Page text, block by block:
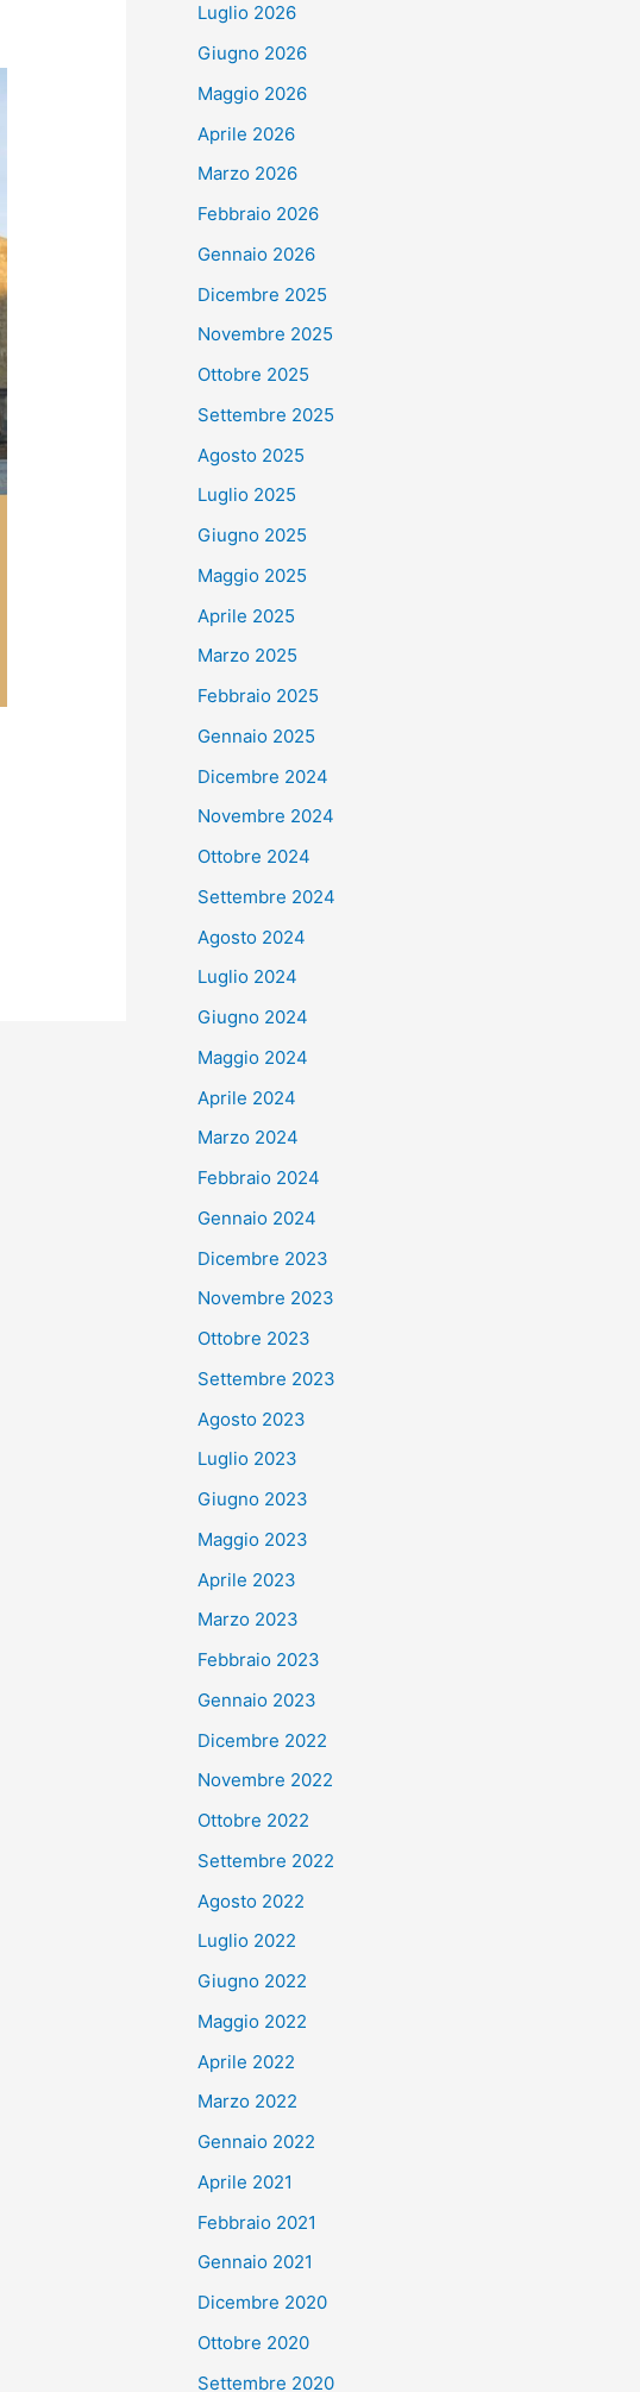
Luglio 2026
Giugno 2026
Maggio 2026
Aprile 2026
Marzo 2026
Febbraio 2026
Gennaio 2026
Dicembre 2025
Novembre 2025
Ottobre 2025
Settembre 2025
Agosto 2025
Luglio 2025
Giugno 2025
Maggio 2025
Aprile 2025
Marzo 2025
Febbraio 2025
Gennaio 2025
Dicembre 2024
Novembre 2024
Ottobre 2024
Settembre 2024
Agosto 2024
Luglio 2024
Giugno 2024
Maggio 2024
Aprile 2024
Marzo 2024
Febbraio 2024
Gennaio 2024
Dicembre 2023
Novembre 2023
Ottobre 2023
Settembre 2023
Agosto 2023
Luglio 2023
Giugno 2023
Maggio 2023
Aprile 2023
Marzo 2023
Febbraio 2023
Gennaio 2023
Dicembre 2022
Novembre 2022
Ottobre 2022
Settembre 2022
Agosto 2022
Luglio 2022
Giugno 2022
Maggio 2022
Aprile 2022
Marzo 2022
Gennaio 2022
Aprile 2021
Febbraio 2021
Gennaio 2021
Dicembre 2020
Ottobre 2020
Settembre 2020